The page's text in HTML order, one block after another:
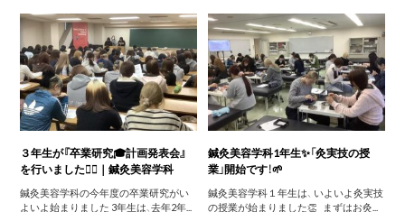
３年生が『卒業研究🎓計画発表会』
を行いました🙋‍♀️｜鍼灸美容学科
鍼灸美容学科の今年度の卒業研究がい
よいよ始まりました 3年生は、去年2年...
鍼灸美容学科1年生✨「灸実技の授
業」開始です！🌱
鍼灸美容学科１年生は、 いよいよ灸実技
の授業が始まりました👏 まずはお灸...